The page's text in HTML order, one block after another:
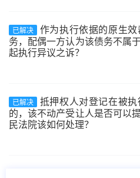
已解决
作为执行依据的原生
务，配偶一方认为该债务不属
起执行异议之诉？
已解决
抵押权人对登记在被
的，该不动产受让人是否可以
民法院该如何处理？